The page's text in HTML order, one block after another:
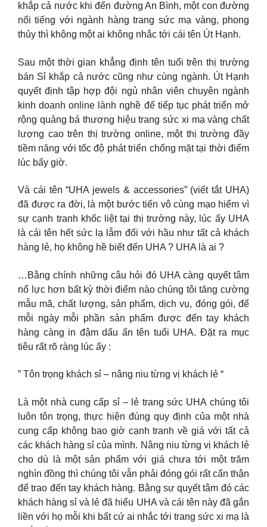
khắp cả nước khi đến đường An Bình, một con đường
nổi tiếng với ngành hàng trang sức mạ vàng, phong
thủy thì không một ai không nhắc tới cái tên Út Hạnh.
Sau một thời gian khẳng định tên tuổi trên thị trường
bán Sỉ khắp cả nước cũng như cùng ngành. Út Hạnh
quyết định tập hợp đội ngủ nhân viên chuyên ngành
kinh doanh online lành nghề để tiếp tục phát triển mở
rộng quảng bá thương hiệu trang sức xi mạ vàng chất
lượng cao trên thị trường online, một thị trường đầy
tiềm năng với tốc độ phát triển chống mặt tại thời điểm
lúc bấy giờ.
Và cái tên “UHA jewels & accessories” (viết tắt UHA)
đã được ra đời, là một bước tiến vô cùng mạo hiểm vì
sự cạnh tranh khốc liệt tại thị trường này, lúc ấy UHA
là cái tên hết sức lạ lẫm đối với hầu như tất cả khách
hàng lẻ, họ không hề biết đến UHA ? UHA là ai ?
…Bằng chính những câu hỏi đó UHA càng quyết tâm
nổ lực hơn bất kỳ thời điểm nào chúng tôi tăng cường
mẫu mã, chất lượng, sản phẩm, dịch vụ, đóng gói, để
mỗi ngày mỗi phần sản phẩm được đến tay khách
hàng càng in đậm dấu ấn tên tuổi UHA. Đặt ra mục
tiêu rất rõ ràng lúc ấy :
” Tôn trọng khách sỉ – nâng niu từng vị khách lẻ “
Là một nhà cung cấp sỉ – lẻ trang sức UHA chúng tôi
luôn tôn trọng, thực hiện đúng quy định của một nhà
cung cấp không bao giờ cạnh tranh về giá với tất cả
các khách hàng sỉ của mình. Nâng niu từng vị khách lẻ
cho dù là một sản phẩm với giá chưa tới một trăm
nghìn đồng thì chúng tôi vẫn phải đóng gói rất cẩn thận
để trao đến tay khách hàng. Bằng sự quyết tâm đó các
khách hàng sỉ và lẻ đã hiểu UHA và cái tên này đã gắn
liền với họ mỗi khi bất cứ ai nhắc tới trang sức xi mạ là